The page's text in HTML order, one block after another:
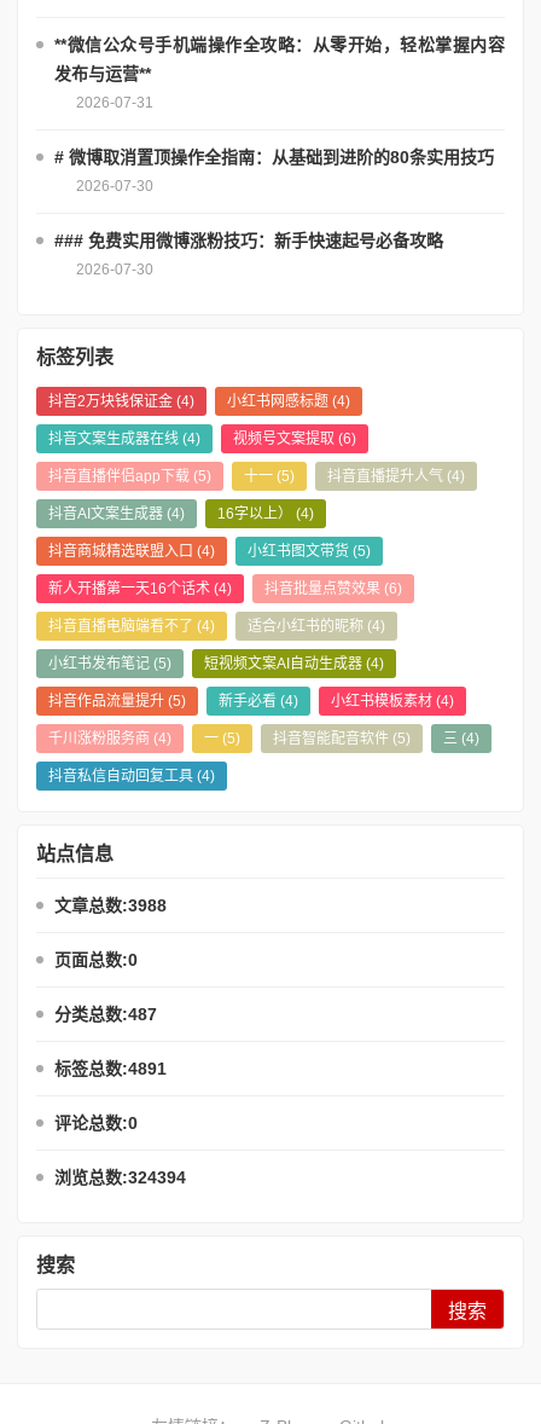
**微信公众号手机端操作全攻略：从零开始，轻松掌握内容
发布与运营**
2026-07-31
# 微博取消置顶操作全指南：从基础到进阶的80条实用技巧
2026-07-30
### 免费实用微博涨粉技巧：新手快速起号必备攻略
2026-07-30
标签列表
抖音2万块钱保证金 (4) 小红书网感标题 (4)
抖音文案生成器在线 (4) 视频号文案提取 (6)
抖音直播伴侣app下载 (5) 十一 (5) 抖音直播提升人气 (4)
抖音AI文案生成器 (4) 16字以上） (4)
抖音商城精选联盟入口 (4) 小红书图文带货 (5)
新人开播第一天16个话术 (4) 抖音批量点赞效果 (6)
抖音直播电脑端看不了 (4) 适合小红书的昵称 (4)
小红书发布笔记 (5) 短视频文案AI自动生成器 (4)
抖音作品流量提升 (5) 新手必看 (4) 小红书模板素材 (4)
千川涨粉服务商 (4) 一 (5) 抖音智能配音软件 (5) 三 (4)
抖音私信自动回复工具 (4)
站点信息
文章总数:3988
页面总数:0
分类总数:487
标签总数:4891
评论总数:0
浏览总数:324394
搜索